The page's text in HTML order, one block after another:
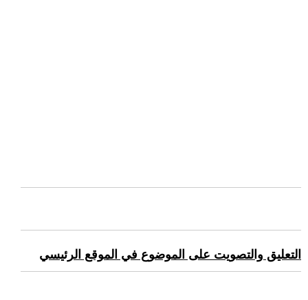
التعليق والتصويت على الموضوع في الموقع الرئيسي